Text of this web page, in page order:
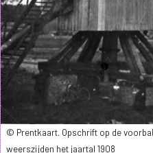
© Prentkaart. Opschrift op de
weerszijden het jaartal 1908